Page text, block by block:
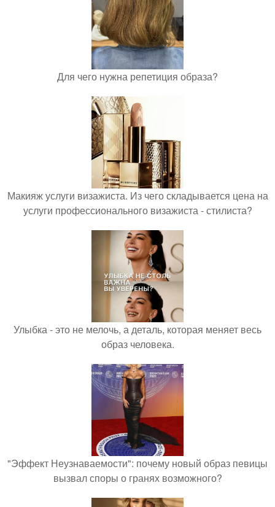
Для чего нужна репетиция образа?
Макияж услуги визажиста. Из чего складывается цена на
услуги профессионального визажиста - стилиста?
Улыбка - это не мелочь, а деталь, которая меняет весь
образ человека.
"Эффект Неузнаваемости": почему новый образ певицы
вызвал споры о гранях возможного?